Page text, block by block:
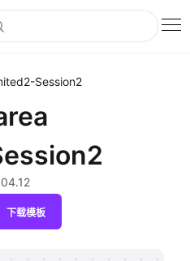
Session2
下载模板